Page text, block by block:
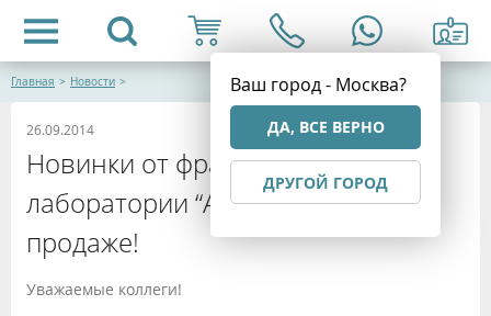
Ваш город - Москва?
ДА, ВСЕ ВЕРНО
ДРУГОЙ ГОРОД
Главная > Новости >
26.09.2014
Новинки от французской
лаборатории “Algologie”! Уже в
продаже!
Уважаемые коллеги!